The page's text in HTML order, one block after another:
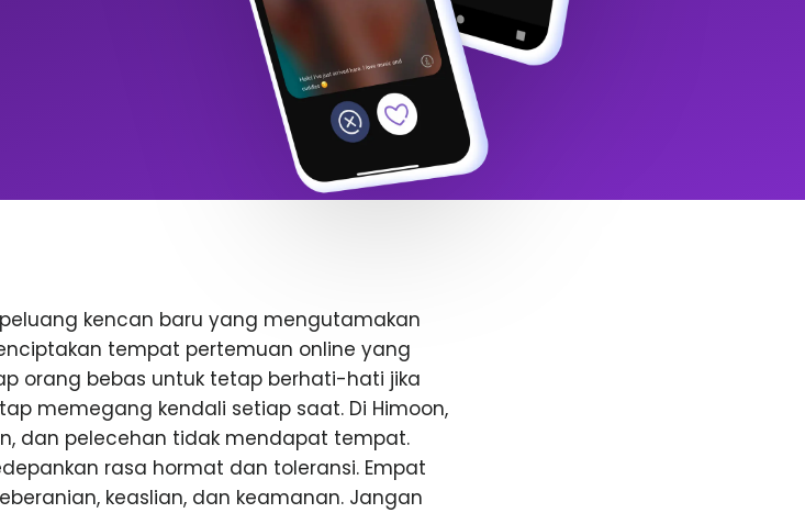
kencan baru yang mengutamakan
tempat pertemuan online yang
orang bebas untuk tetap berhati-hati jika
memegang kendali setiap saat. Di Himoon,
dan pelecehan tidak mendapat tempat.
rasa hormat dan toleransi. Empat
keaslian, dan keamanan. Jangan